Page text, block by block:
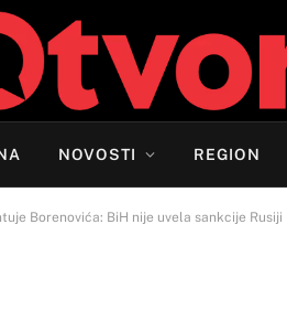
NOVOSTI REGION
Borenovića: BiH nije uvela sankcije Rusiji